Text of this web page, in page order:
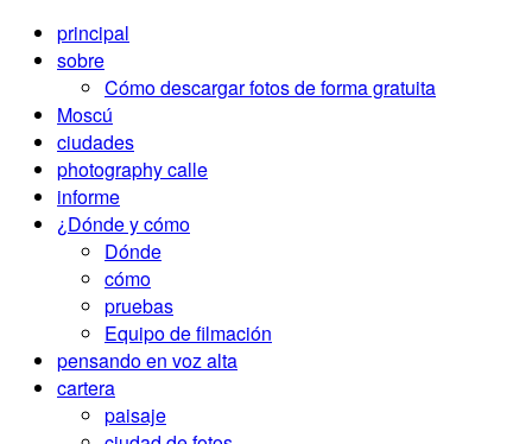
principal
sobre
Cómo descargar fotos de forma gratuita
Moscú
ciudades
photography calle
informe
¿Dónde y cómo
Dónde
cómo
pruebas
Equipo de filmación
pensando en voz alta
cartera
paisaje